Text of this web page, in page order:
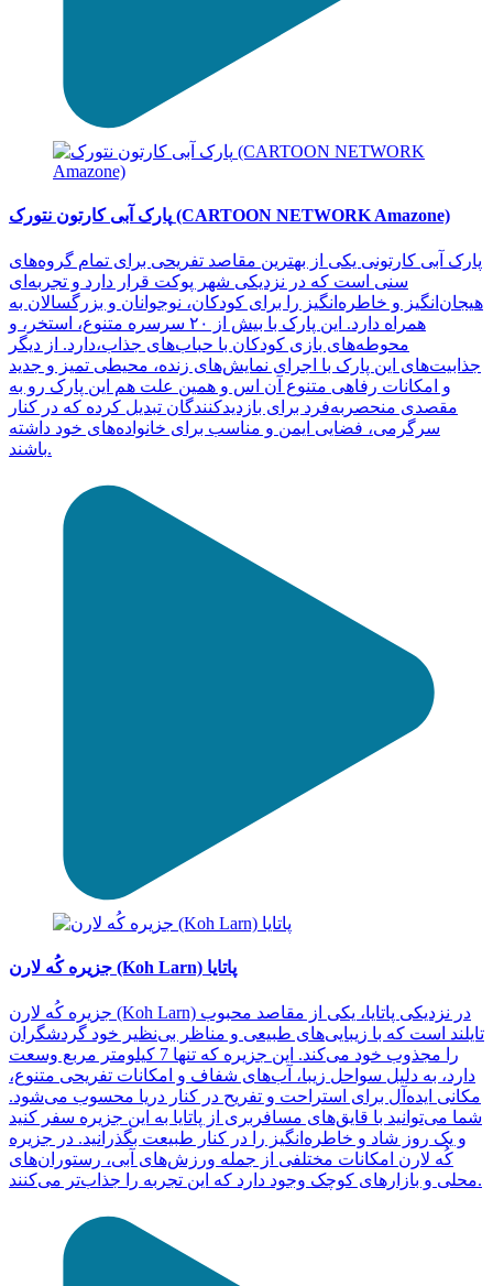
پارک آبی کارتون نتورک (CARTOON NETWORK Amazone)
پارک آبی کارتونی یکی از بهترین مقاصد تفریحی برای تمام گروه‌های
سنی است که در نزدیکی شهر پوکت قرار دارد و تجربه‌ای
هیجان‌انگیز و خاطره‌انگیز را برای کودکان، نوجوانان و بزرگسالان به
همراه دارد. این پارک با بیش از ۲۰ سرسره متنوع، استخر، و
محوطه‌های بازی کودکان با حباب‌های جذاب،دارد. از دیگر
جذابیت‌های این پارک با اجرای نمایش‌های زنده، محیطی تمیز و جدید
و امکانات رفاهی متنوع آن اس و همین علت هم این پارک رو به
مقصدی منحصربه‌فرد برای بازدیدکنندگان تبدیل کرده که در کنار
سرگرمی، فضایی ایمن و مناسب برای خانواده‌های خود داشته
باشند.
جزیره کُه لارن (Koh Larn) پاتایا
جزیره کُه لارن (Koh Larn) در نزدیکی پاتایا، یکی از مقاصد محبوب
تایلند است که با زیبایی‌های طبیعی و مناظر بی‌نظیر خود گردشگران
را مجذوب خود می‌کند. این جزیره که تنها 7 کیلومتر مربع وسعت
دارد، به دلیل سواحل زیبا، آب‌های شفاف و امکانات تفریحی متنوع،
مکانی ایده‌آل برای استراحت و تفریح در کنار دریا محسوب می‌شود.
شما می‌توانید با قایق‌های مسافربری از پاتایا به این جزیره سفر کنید
و یک روز شاد و خاطره‌انگیز را در کنار طبیعت بگذرانید. در جزیره
کُه لارن امکانات مختلفی از جمله ورزش‌های آبی، رستوران‌های
محلی و بازارهای کوچک وجود دارد که این تجربه را جذاب‌تر می‌کنند.